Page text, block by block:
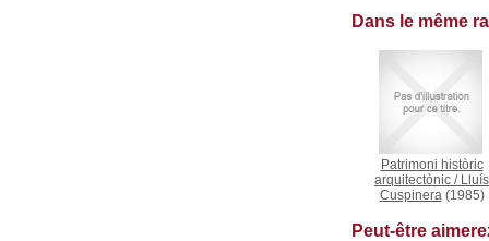
Dans le même
Patrimoni històric
arquitectònic / Lluís
Cuspinera(1985)
Peut-être